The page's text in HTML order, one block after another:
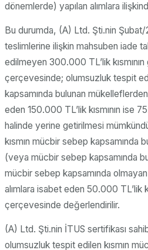
dönemlerde) yapılan alımlara
Bu durumda, (A) Ltd. Şti.nin
teslimlerine ilişkin mahsuben iade
edilmeyen 300.000 TL’lik
çerçevesinde; olumsuzluk tespit
kapsamında bulunan
eden 150.000 TL’lik kısmının ise
halinde yerine getirilmesi
kısmın mücbir sebep kapsamında
(veya mücbir sebep kapsamında
mücbir sebep kapsamında
alımlara isabet eden 50.000 TL’lik
çerçevesinde değerlendirilir.
(A) Ltd. Şti.nin İTUS sertifikası
olumsuzluk tespit edilen kısmın